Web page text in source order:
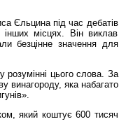
Єльцина під час дебатів
місцях. Він виклав
безцінне значення для
цього слова. За
винагороду, яка набагато
який коштує 600 тисяч